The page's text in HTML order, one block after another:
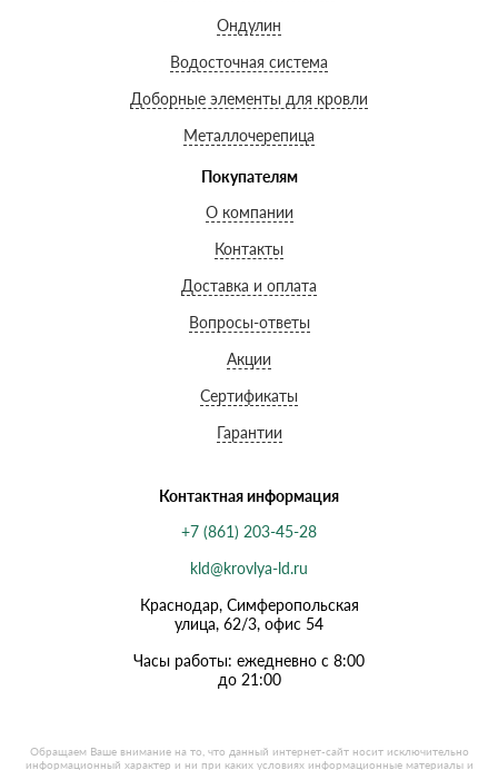
Ондулин
Водосточная система
Доборные элементы для кровли
Металлочерепица
Покупателям
О компании
Контакты
Доставка и оплата
Вопросы-ответы
Акции
Сертификаты
Гарантии
Контактная информация
+7 (861) 203-45-28
kld@krovlya-ld.ru
Краснодар, Симферопольская
улица, 62/3, офис 54
Часы работы: ежедневно с 8:00
до 21:00